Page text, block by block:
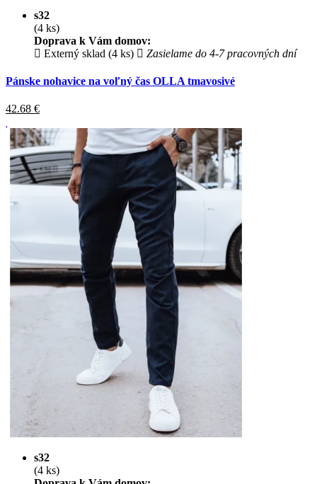
s32
(4 ks)
Doprava k Vám domov:
Externý sklad (4 ks)
Zasielame do 4-7 pracovných dní
Pánske nohavice na voľný čas OLLA tmavosivé
42.68 €
s32
(4 ks)